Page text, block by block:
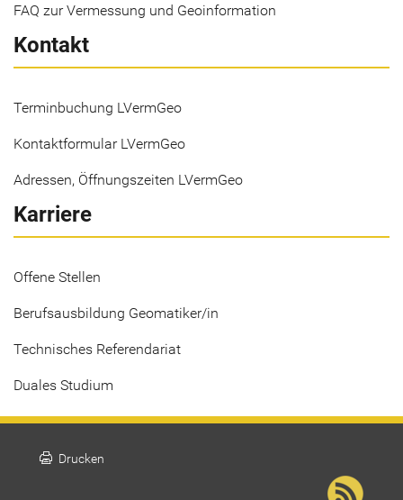
FAQ zur Vermessung und Geoinformation
Kontakt
Terminbuchung LVermGeo
Kontaktformular LVermGeo
Adressen, Öffnungszeiten LVermGeo
Karriere
Offene Stellen
Berufsausbildung Geomatiker/in
Technisches Referendariat
Duales Studium
print Drucken